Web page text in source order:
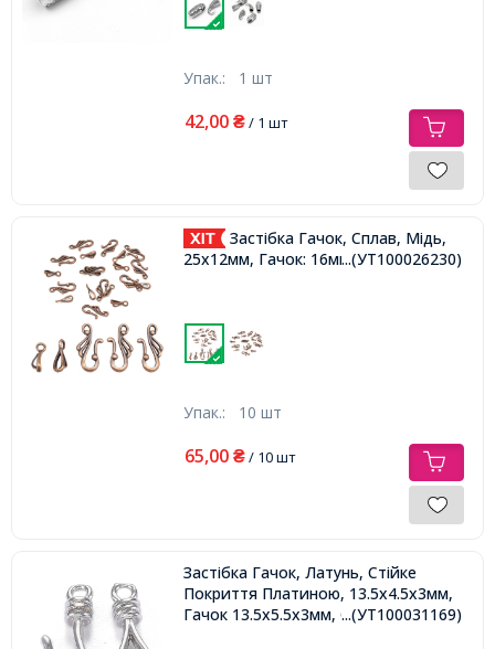
Упак.: 1 шт
42,00 ₴/ 1 шт
Застібка Гачок, Сплав, Мідь,
25x12мм, Гачок: 16мм, Отвір 3мм,
...(УТ100026230)
Упак.: 10 шт
65,00 ₴/ 10 шт
Застібка Гачок, Латунь, Стійке
Покриття Платиною, 13.5х4.5х3мм,
Гачок 13.5х5.5х3мм, Отвір 1.4мм,
...(УТ100031169)